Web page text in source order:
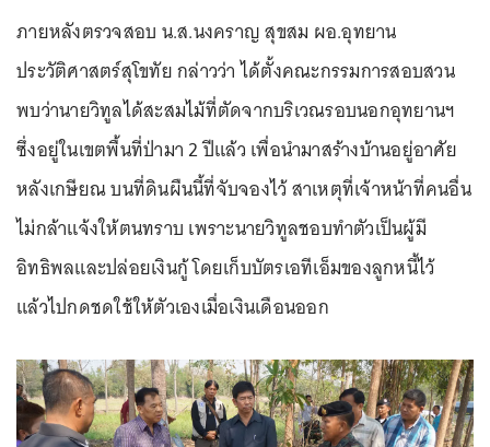
ภายหลังตรวจสอบ น.ส.นงคราญ สุขสม ผอ.อุทยาน
ประวัติศาสตร์สุโขทัย กล่าวว่า ได้ตั้งคณะกรรมการสอบสวน
พบว่านายวิทูลได้สะสมไม้ที่ตัดจากบริเวณรอบนอกอุทยานฯ
ซึ่งอยู่ในเขตพื้นที่ป่ามา 2 ปีแล้ว เพื่อนำมาสร้างบ้านอยู่อาศัย
หลังเกษียณ บนที่ดินผืนนี้ที่จับจองไว้ สาเหตุที่เจ้าหน้าที่คนอื่น
ไม่กล้าแจ้งให้ตนทราบ เพราะนายวิทูลชอบทำตัวเป็นผู้มี
อิทธิพลและปล่อยเงินกู้ โดยเก็บบัตรเอทีเอ็มของลูกหนี้ไว้
แล้วไปกดชดใช้ให้ตัวเองเมื่อเงินเดือนออก